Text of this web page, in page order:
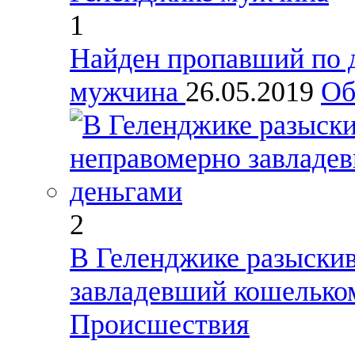
1
Найден пропавший по
мужчина 26.05.2019
2
В Геленджике
завладевший
Происшествия